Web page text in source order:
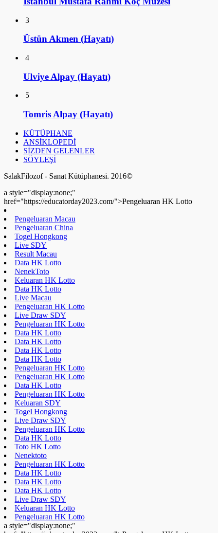
3
Üstün Akmen (Hayatı)
4
Ulviye Alpay (Hayatı)
5
Tomris Alpay (Hayatı)
KÜTÜPHANE
ANSİKLOPEDİ
SİZDEN GELENLER
SÖYLEŞİ
SalakFilozof - Sanat Kütüphanesi. 2016©
a style="display:none;"
href="https://educatorday2023.com/">Pengeluaran HK Lotto
Pengeluaran Macau
Pengeluaran China
Togel Hongkong
Live SDY
Result Macau
Data HK Lotto
NenekToto
Keluaran HK Lotto
Data HK Lotto
Live Macau
Pengeluaran HK Lotto
Live Draw SDY
Pengeluaran HK Lotto
Data HK Lotto
Data HK Lotto
Data HK Lotto
Data HK Lotto
Pengeluaran HK Lotto
Pengeluaran HK Lotto
Data HK Lotto
Pengeluaran HK Lotto
Keluaran SDY
Togel Hongkong
Live Draw SDY
Pengeluaran HK Lotto
Data HK Lotto
Toto HK Lotto
Nenektoto
Pengeluaran HK Lotto
Data HK Lotto
Data HK Lotto
Data HK Lotto
Live Draw SDY
Keluaran HK Lotto
Pengeluaran HK Lotto
a style="display:none;"